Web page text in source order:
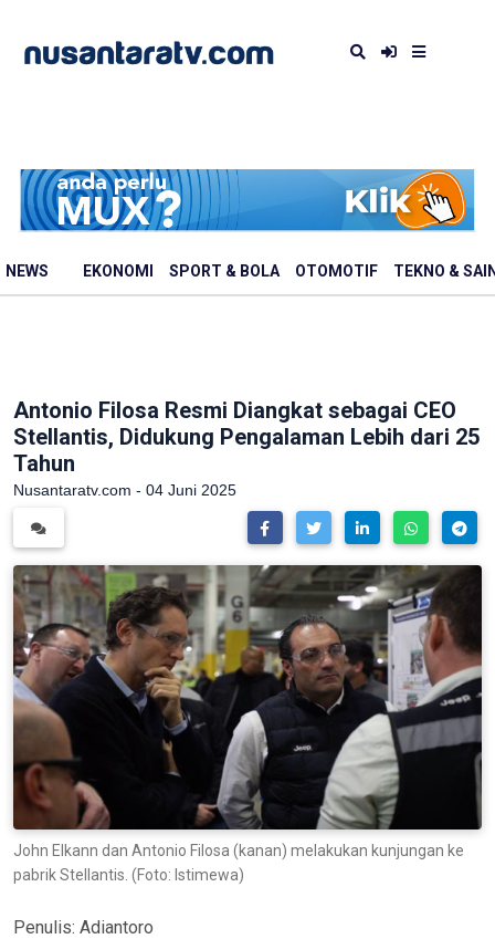
NEWS EKONOMI SPORT & BOLA OTOMOTIF TEKNO &
Antonio Filosa Resmi Diangkat sebagai CEO
Stellantis, Didukung Pengalaman Lebih dari 25
Tahun
Nusantaratv.com - 04 Juni 2025
John Elkann dan Antonio Filosa (kanan) melakukan kunjungan ke
pabrik Stellantis. (Foto: Istimewa)
Penulis: Adiantoro